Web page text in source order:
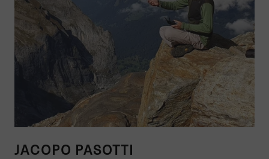
JACOPO PASOTTI